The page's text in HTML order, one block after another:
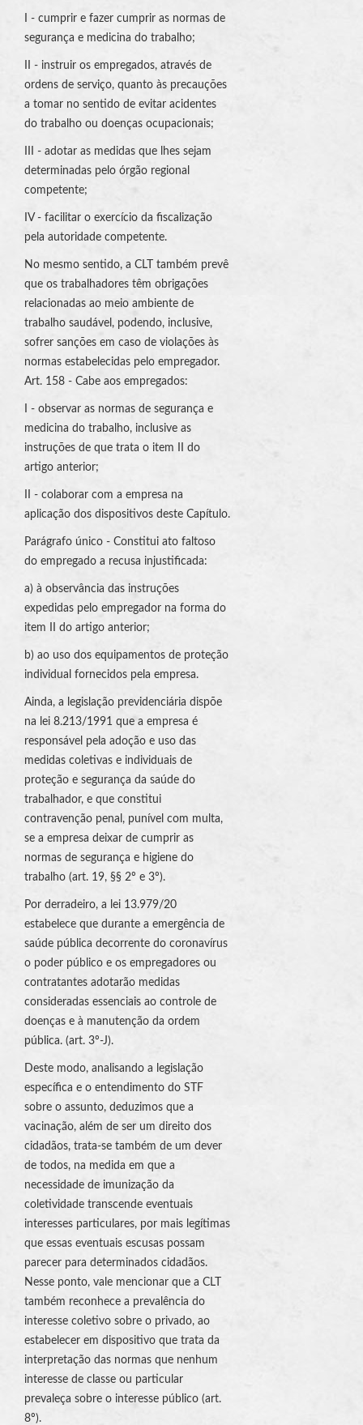
I - cumprir e fazer cumprir as normas de
segurança e medicina do trabalho;
II - instruir os empregados, através de
ordens de serviço, quanto às precauções
a tomar no sentido de evitar acidentes
do trabalho ou doenças ocupacionais;
III - adotar as medidas que lhes sejam
determinadas pelo órgão regional
competente;
IV - facilitar o exercício da fiscalização
pela autoridade competente.
No mesmo sentido, a CLT também prevê
que os trabalhadores têm obrigações
relacionadas ao meio ambiente de
trabalho saudável, podendo, inclusive,
sofrer sanções em caso de violações às
normas estabelecidas pelo empregador.
Art. 158 - Cabe aos empregados:
I - observar as normas de segurança e
medicina do trabalho, inclusive as
instruções de que trata o item II do
artigo anterior;
II - colaborar com a empresa na
aplicação dos dispositivos deste Capítulo.
Parágrafo único - Constitui ato faltoso
do empregado a recusa injustificada:
a) à observância das instruções
expedidas pelo empregador na forma do
item II do artigo anterior;
b) ao uso dos equipamentos de proteção
individual fornecidos pela empresa.
Ainda, a legislação previdenciária dispõe
na lei 8.213/1991 que a empresa é
responsável pela adoção e uso das
medidas coletivas e individuais de
proteção e segurança da saúde do
trabalhador, e que constitui
contravenção penal, punível com multa,
se a empresa deixar de cumprir as
normas de segurança e higiene do
trabalho (art. 19, §§ 2º e 3º).
Por derradeiro, a lei 13.979/20
estabelece que durante a emergência de
saúde pública decorrente do coronavírus
o poder público e os empregadores ou
contratantes adotarão medidas
consideradas essenciais ao controle de
doenças e à manutenção da ordem
pública. (art. 3º-J).
Deste modo, analisando a legislação
específica e o entendimento do STF
sobre o assunto, deduzimos que a
vacinação, além de ser um direito dos
cidadãos, trata-se também de um dever
de todos, na medida em que a
necessidade de imunização da
coletividade transcende eventuais
interesses particulares, por mais legítimas
que essas eventuais escusas possam
parecer para determinados cidadãos.
Nesse ponto, vale mencionar que a CLT
também reconhece a prevalência do
interesse coletivo sobre o privado, ao
estabelecer em dispositivo que trata da
interpretação das normas que nenhum
interesse de classe ou particular
prevaleça sobre o interesse público (art.
8º).